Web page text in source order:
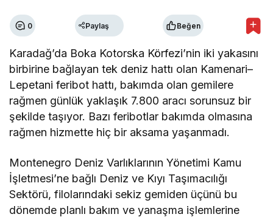
0 Paylaş Beğen
Karadağ’da Boka Kotorska Körfezi’nin iki yakasını
birbirine bağlayan tek deniz hattı olan Kamenari–
Lepetani feribot hattı, bakımda olan gemilere
rağmen günlük yaklaşık 7.800 aracı sorunsuz bir
şekilde taşıyor. Bazı feribotlar bakımda olmasına
rağmen hizmette hiç bir aksama yaşanmadı.
Montenegro Deniz Varlıklarının Yönetimi Kamu
İşletmesi’ne bağlı Deniz ve Kıyı Taşımacılığı
Sektörü, filolarındaki sekiz gemiden üçünü bu
dönemde planlı bakım ve yanaşma işlemlerine